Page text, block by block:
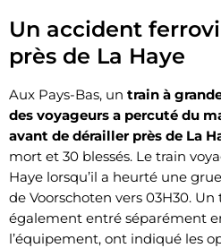
Un accident
près de La Haye
Aux Pays-Bas, un train à
des voyageurs a percuté du
avant de dérailler près de La
mort et 30 blessés. Le train
Haye lorsqu’il a heurté une
de Voorschoten vers 03H30.
également entré séparément
l’équipement, ont indiqué les